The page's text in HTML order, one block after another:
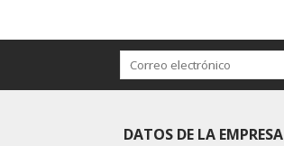
DATOS DE LA EMPRESA